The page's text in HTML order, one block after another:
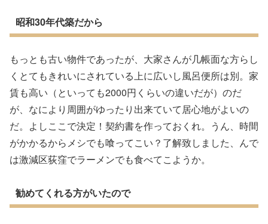
昭和30年代築だから
もっとも古い物件であったが、大家さんが几帳面な方らし
くとてもきれいにされている上に広いし風呂便所は別。家
賃も高い（といっても2000円くらいの違いだが）のだ
が、なにより周囲がゆったり出来ていて居心地がよいの
だ。よしここで決定！契約書を作っておくれ。うん、時間
がかかるからメシでも喰ってこい？了解致しました、んで
は激減区荻窪でラーメンでも食べてこようか。
勧めてくれる方がいたので